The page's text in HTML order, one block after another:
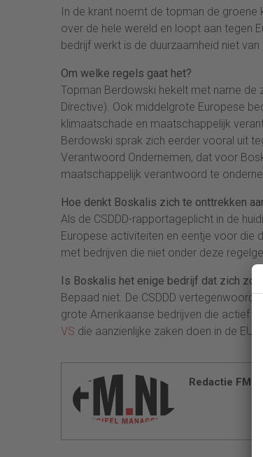
In de krant noemt de topman de groene
over de hele wereld en loopt aan tegen
bedrijf werkt is de duurzaamheid niet
Om welke regels gaat het?
Topman Berdowski hekelt met name de
Directive). Ook middelgrote Europese
klimaatschade en maatschappelijk
Berdowski sprak zich eerder vooral uit
Verantwoord Ondernemen, dat voor
maatschappelijk verantwoord te
Hoe denkt Boskalis zich te onttrekken
Als de CSDDD-rapportageplicht in de
Europese activiteiten en eentje voor die
met bedrijven die niet onder deze
Is Boskalis het enige bedrijf dat zich
Bepaad niet. De CSDDD
grote Amerikaanse bedrijven die actief
VS die aanzienlijke zaken doen in de EU.
Redactie FM